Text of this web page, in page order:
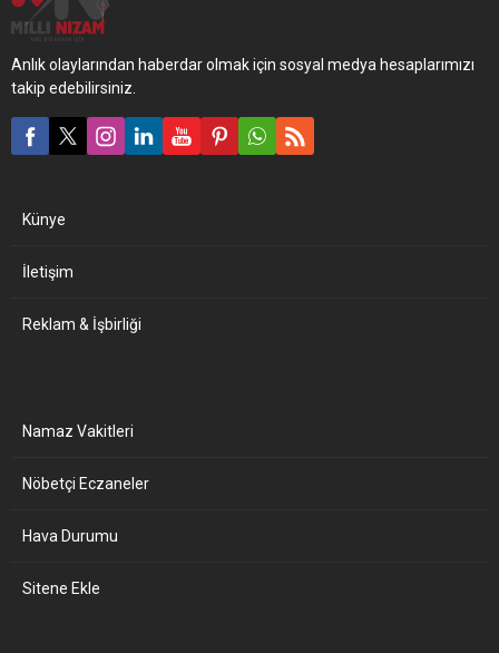
Anlık olaylarından haberdar olmak için sosyal medya hesaplarımızı
takip edebilirsiniz.
Künye
İletişim
Reklam & İşbirliği
Namaz Vakitleri
Nöbetçi Eczaneler
Hava Durumu
Sitene Ekle